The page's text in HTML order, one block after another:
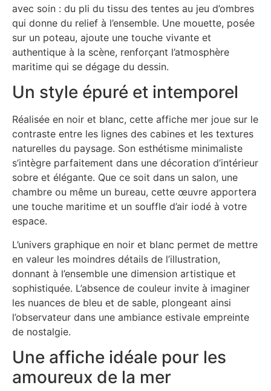
avec soin : du pli du tissu des tentes au jeu d’ombres
qui donne du relief à l’ensemble. Une mouette, posée
sur un poteau, ajoute une touche vivante et
authentique à la scène, renforçant l’atmosphère
maritime qui se dégage du dessin.
Un style épuré et intemporel
Réalisée en noir et blanc, cette affiche mer joue sur le
contraste entre les lignes des cabines et les textures
naturelles du paysage. Son esthétisme minimaliste
s’intègre parfaitement dans une décoration d’intérieur
sobre et élégante. Que ce soit dans un salon, une
chambre ou même un bureau, cette œuvre apportera
une touche maritime et un souffle d’air iodé à votre
espace.
L’univers graphique en noir et blanc permet de mettre
en valeur les moindres détails de l’illustration,
donnant à l’ensemble une dimension artistique et
sophistiquée. L’absence de couleur invite à imaginer
les nuances de bleu et de sable, plongeant ainsi
l’observateur dans une ambiance estivale empreinte
de nostalgie.
Une affiche idéale pour les
amoureux de la mer